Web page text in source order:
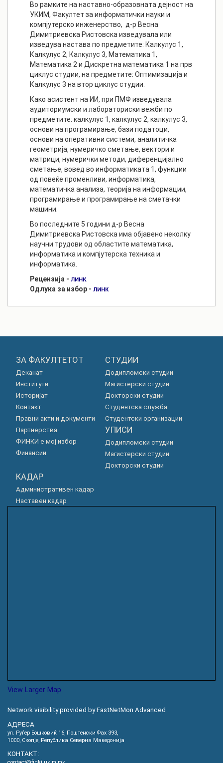
Во рамките на наставно-образовната дејност на
УКИМ, Факултет за информатички науки и
компјутерско инженерство, д-р Весна
Димитриевска Ристовска изведувала или
изведува настава по предметите: Калкулус 1,
Калкулус 2, Калкулус 3, Математика 1,
Математика 2 и Дискретна математика 1 на прв
циклус студии, на предметите: Оптимизација и
Калкулус 3 на втор циклус студии.
Како асистент на ИИ, при ПМФ изведувала
аудиториумски и лабораториски вежби по
предметите: калкулус 1, калкулус 2, калкулус 3,
основи на програмирање, бази податоци,
основи на оперативни системи, аналитичка
геометрија, нумеричко сметање, вектори и
матрици, нумерички методи, диференцијално
сметање, вовед во информатиката 1, функции
од повеќе променливи, информатика,
математичка анализа, теорија на информации,
програмирање и програмирање на сметачки
машини.
Во последните 5 години д-р Весна
Димитриевска Ристовска има објавено неколку
научни трудови од областите математика,
информатика и компјутерска техника и
информатика.
Рецензија - ЛИНК
Одлука за избор - ЛИНК
ЗА ФАКУЛТЕТОТ
Деканат
Институти
Историјат
Контакт
Правни акти и документи
Партнерства
ФИНКИ е мој избор
Финансии
СТУДИИ
Додипломски студии
Магистерски студии
Докторски студии
Студентска служба
Студентски организации
УПИСИ
Додипломски студии
Магистерски студии
Докторски студии
КАДАР
Административен кадар
Наставен кадар
View Larger Map
Network visibility provided by FastNetMon Advanced
АДРЕСА
ул. Руѓер Бошковиќ 16, Пoштенски Фах 393,
1000, Скопје, Република Северна Македонија
КОНТАКТ: